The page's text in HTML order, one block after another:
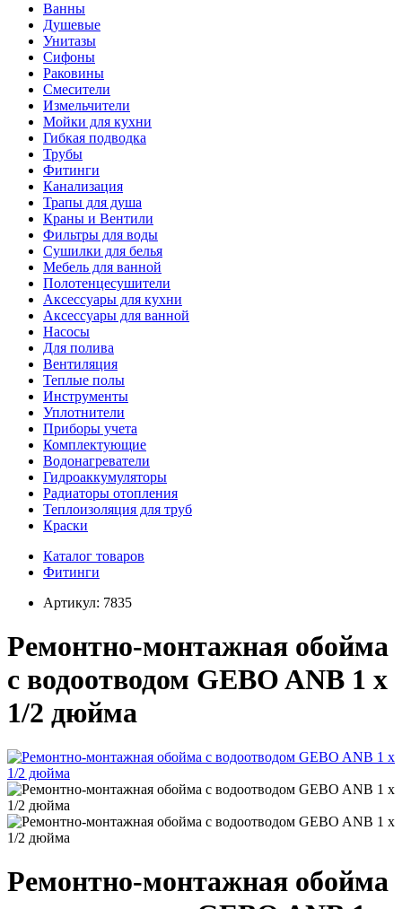
Ванны
Душевые
Унитазы
Сифоны
Раковины
Смесители
Измельчители
Мойки для кухни
Гибкая подводка
Трубы
Фитинги
Канализация
Трапы для душа
Краны и Вентили
Фильтры для воды
Сушилки для белья
Мебель для ванной
Полотенцесушители
Аксессуары для кухни
Аксессуары для ванной
Насосы
Для полива
Вентиляция
Теплые полы
Инструменты
Уплотнители
Приборы учета
Комплектующие
Водонагреватели
Гидроаккумуляторы
Радиаторы отопления
Теплоизоляция для труб
Краски
Каталог товаров
Фитинги
Артикул: 7835
Ремонтно-монтажная обойма
с водоотводом GEBO ANB 1 х
1/2 дюйма
Ремонтно-монтажная обойма